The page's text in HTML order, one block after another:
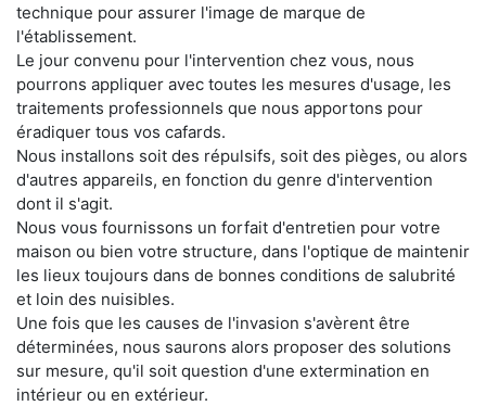
technique pour assurer l'image de marque de
l'établissement.
Le jour convenu pour l'intervention chez vous, nous
pourrons appliquer avec toutes les mesures d'usage, les
traitements professionnels que nous apportons pour
éradiquer tous vos cafards.
Nous installons soit des répulsifs, soit des pièges, ou alors
d'autres appareils, en fonction du genre d'intervention
dont il s'agit.
Nous vous fournissons un forfait d'entretien pour votre
maison ou bien votre structure, dans l'optique de maintenir
les lieux toujours dans de bonnes conditions de salubrité
et loin des nuisibles.
Une fois que les causes de l'invasion s'avèrent être
déterminées, nous saurons alors proposer des solutions
sur mesure, qu'il soit question d'une extermination en
intérieur ou en extérieur.